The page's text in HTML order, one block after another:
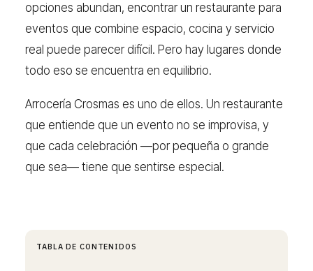
opciones abundan, encontrar un restaurante para
eventos que combine espacio, cocina y servicio
real puede parecer difícil. Pero hay lugares donde
todo eso se encuentra en equilibrio.
Arrocería Crosmas es uno de ellos. Un restaurante
que entiende que un evento no se improvisa, y
que cada celebración —por pequeña o grande
que sea— tiene que sentirse especial.
TABLA DE CONTENIDOS